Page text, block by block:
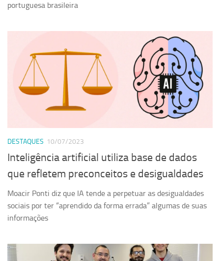
portuguesa brasileira
DESTAQUES 10/07/2023
Inteligência artificial utiliza base de dados
que refletem preconceitos e desigualdades
Moacir Ponti diz que IA tende a perpetuar as desigualdades
sociais por ter “aprendido da forma errada” algumas de suas
informações